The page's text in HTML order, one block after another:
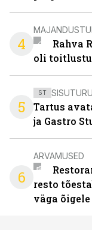
4
Rahva
oli
5
ST
Tartus
ja Gastro
6
ARVAMUSED
resto
väga